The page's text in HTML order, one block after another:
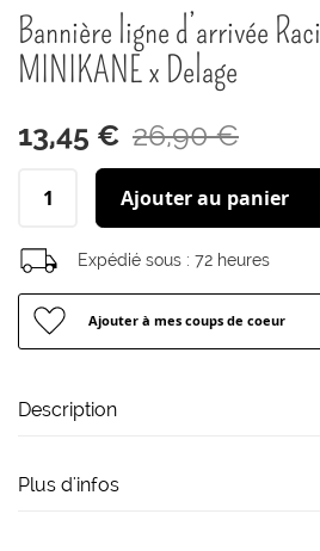
de
la
Galerie
Bannière ligne d’arrivée
MINIKANE x Delage
13,45 € 26,90 €
Ajouter au panier
Expédié sous : 72 heures
Ajouter à mes coups de coeur
Description
Plus d'infos